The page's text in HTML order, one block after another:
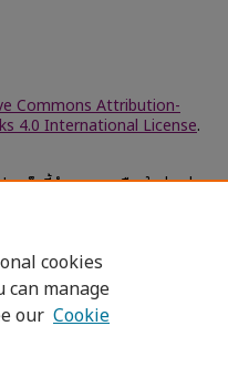
Commons Attribution-
4.0 International License.
เด็นชี้นำทางการเมืองในช่วงก่อนก
cookies
can manage
our Cookie